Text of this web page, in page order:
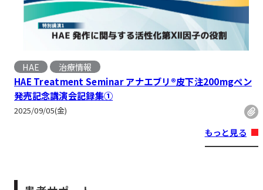
HAE 治療情報
HAE Treatment Seminar アナエブリ®皮下注200mgペン
発売記念講演会記録集①
2025/09/05(金)
もっと見る